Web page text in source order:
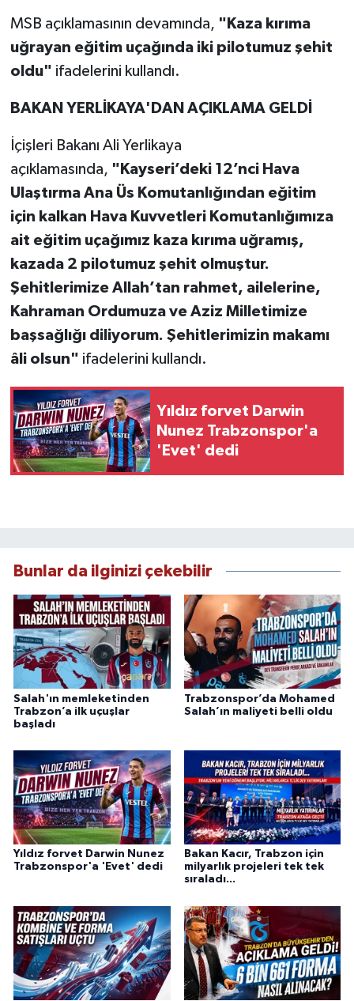
MSB açıklamasının devamında, "Kaza kırıma
uğrayan eğitim uçağında iki pilotumuz şehit
oldu" ifadelerini kullandı.
BAKAN YERLİKAYA'DAN AÇIKLAMA GELDİ
İçişleri Bakanı Ali Yerlikaya
açıklamasında, "Kayseri’deki 12’nci Hava
Ulaştırma Ana Üs Komutanlığından eğitim
için kalkan Hava Kuvvetleri Komutanlığımıza
ait eğitim uçağımız kaza kırıma uğramış,
kazada 2 pilotumuz şehit olmuştur.
Şehitlerimize Allah’tan rahmet, ailelerine,
Kahraman Ordumuza ve Aziz Milletimize
başsağlığı dil iyorum. Şehitlerimizin makamı
âli olsun" ifadelerini kullandı.
Yıldız forvet Darwin
Nunez Trabzonspor'a
'Evet' dedi
Bunlar da ilginizi çekebilir
Salah'ın memleketinden
Trabzon’a ilk uçuşlar
başladı
Trabzonspor’da Mohamed
Salah’ın maliyeti belli oldu
Yıldız forvet Darwin Nunez
Trabzonspor'a 'Evet' dedi
Bakan Kacır, Trabzon için
milyarlık projeleri tek tek
sıraladı...